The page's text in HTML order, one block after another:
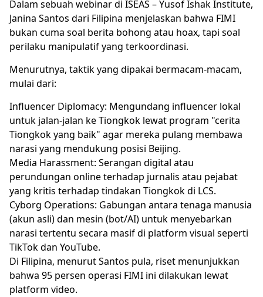
Dalam sebuah webinar di ISEAS – Yusof Ishak Institute,
Janina Santos dari Filipina menjelaskan bahwa FIMI
bukan cuma soal berita bohong atau hoax, tapi soal
perilaku manipulatif yang terkoordinasi.
Menurutnya, taktik yang dipakai bermacam-macam,
mulai dari:
Influencer Diplomacy: Mengundang influencer lokal
untuk jalan-jalan ke Tiongkok lewat program "cerita
Tiongkok yang baik" agar mereka pulang membawa
narasi yang mendukung posisi Beijing.
Media Harassment: Serangan digital atau
perundungan online terhadap jurnalis atau pejabat
yang kritis terhadap tindakan Tiongkok di LCS.
Cyborg Operations: Gabungan antara tenaga manusia
(akun asli) dan mesin (bot/AI) untuk menyebarkan
narasi tertentu secara masif di platform visual seperti
TikTok dan YouTube.
Di Filipina, menurut Santos pula, riset menunjukkan
bahwa 95 persen operasi FIMI ini dilakukan lewat
platform video.